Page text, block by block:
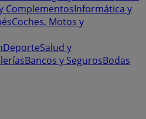
ComplementosInformática y
Coches, Motos y
DeporteSalud y
Bancos y SegurosBodas